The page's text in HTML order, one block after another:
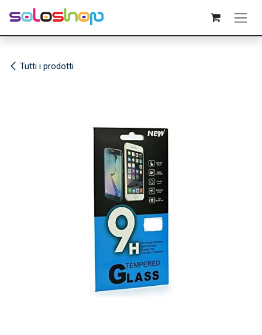
Passa al contenuto
Tutti i prodotti